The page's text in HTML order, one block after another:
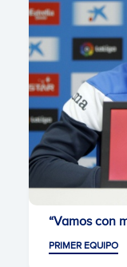
“Vamos con
PRIMER EQUIPO